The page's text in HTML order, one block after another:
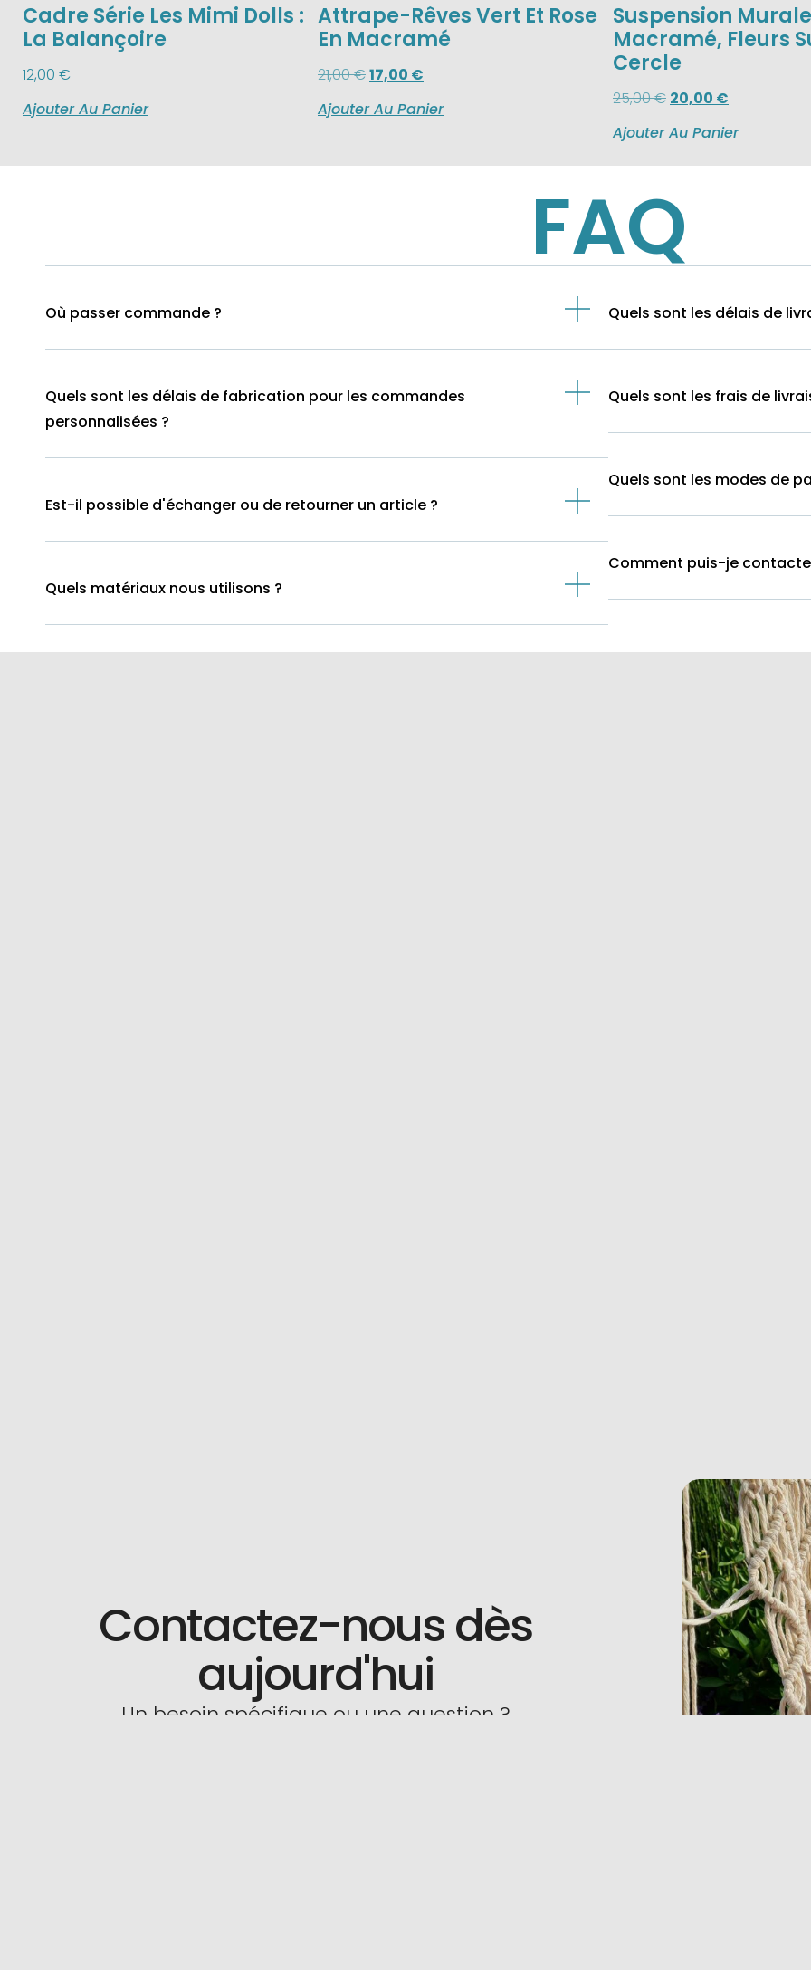
Cadre Série Les Mimi Dolls :
La Balançoire
12,00 €
Ajouter Au Panier
Attrape-Rêves Vert Et Rose
En Macramé
21,00€17,00 €
Ajouter Au Panier
Suspension
Macramé, Fleurs
Cercle
25,00€ 20,00 €
Ajouter Au Panier
FAQ
Où passer commande ?
Quels sont les délais de fabrication pour les commandes
personnalisées ?
Est-il possible d'échanger ou de retourner un article ?
Quels matériaux nous utilisons ?
Quels sont les délais de
Quels sont les frais de
Quels sont les modes de
Comment puis-je
Contactez-nous dès
aujourd'hui
Un besoin spécifique ou une question ?